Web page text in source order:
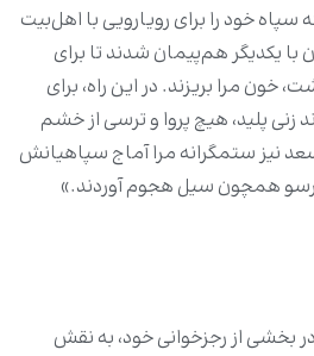
خود را برای رویارویی با اهل‌بیت
با یکدیگر هم‌پیمان شدند تا برای
مرا بریزند. در این راه، برای
زنی پلید، هیچ پروا و ترسی از خشم
نیز ستمگرانه مرا آماج سپاهیانش
هرسو همچون سیل هجوم آوردند.»
بخشی از رجزخوانی خود، به نقش